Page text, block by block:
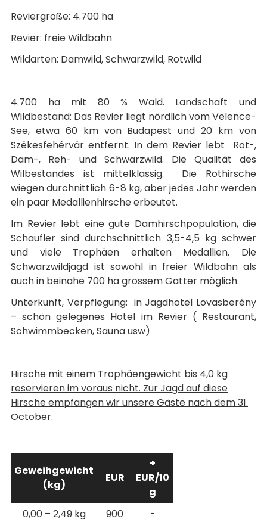
Reviergröße: 4.700 ha
Revier: freie Wildbahn
Wildarten: Damwild, Schwarzwild, Rotwild
4.700 ha mit 80 % Wald. Landschaft und
Wildbestand: Das Revier liegt nördlich vom Velence-
See, etwa 60 km von Budapest und 20 km von
Székesfehérvár entfernt. In dem Revier lebt Rot-,
Dam-, Reh- und Schwarzwild. Die Qualität des
Wilbestandes ist mittelklassig. Die Rothirsche
wiegen durchnittlich 6-8 kg, aber jedes Jahr werden
ein paar Medallienhirsche erbeutet.
Im Revier lebt eine gute Damhirschpopulation, die
Schaufler sind durchschnittlich 3,5-4,5 kg schwer
und viele Trophäen erhalten Medallien. Die
Schwarzwildjagd ist sowohl in freier Wildbahn als
auch in beinahe 700 ha grossem Gatter möglich.
Unterkunft, Verpflegung: in Jagdhotel Lovasberény
– schön gelegenes Hotel im Revier ( Restaurant,
Schwimmbecken, Sauna usw)
Hirsche mit einem Trophäengewicht bis 4,0 kg
reservieren im voraus nicht. Zur Jagd auf diese
Hirsche empfangen wir unsere Gäste nach dem 31.
October.
Geweihgewicht
(kg)
EUR
+
EUR/10
g
0,00 – 2,49 kg
900 -